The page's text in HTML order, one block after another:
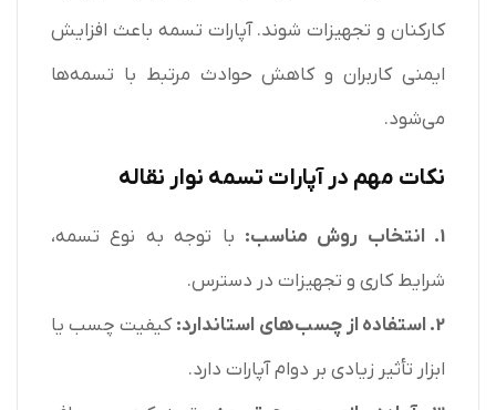
کارکنان و تجهیزات شوند. آپارات تسمه باعث افزایش
ایمنی کاربران و کاهش حوادث مرتبط با تسمه‌ها
می‌شود.
نکات مهم در آپارات تسمه نوار نقاله
1. انتخاب روش مناسب:
با توجه به نوع تسمه،
شرایط کاری و تجهیزات در دسترس.
2. استفاده از چسب‌های استاندارد:
کیفیت چسب یا
ابزار تأثیر زیادی بر دوام آپارات دارد.